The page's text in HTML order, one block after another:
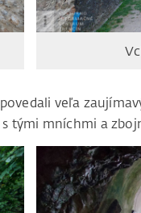
veľa
tými mníchmi a